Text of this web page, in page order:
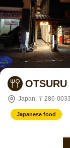
OTSURU
Japan, 〒286-
Japanese food